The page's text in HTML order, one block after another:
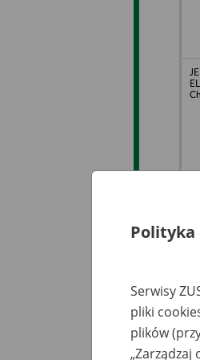
Polityka
Serwisy
pliki
plików
„Zarządzaj